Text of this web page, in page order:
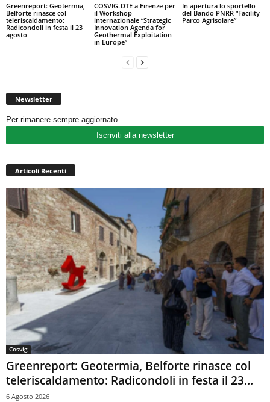
Greenreport: Geotermia,
Belforte rinasce col
teleriscaldamento:
Radicondoli in festa il 23
agosto
COSVIG-DTE a Firenze per
il Workshop
internazionale “Strategic
Innovation Agenda for
Geothermal Exploitation
in Europe”
In apertura lo sportello
del Bando PNRR “Facility
Parco Agrisolare”
Newsletter
Per rimanere sempre aggiornato
Iscriviti alla newsletter
Articoli Recenti
Cosvig
Greenreport: Geotermia, Belforte rinasce col
teleriscaldamento: Radicondoli in festa il 23...
6 Agosto 2026